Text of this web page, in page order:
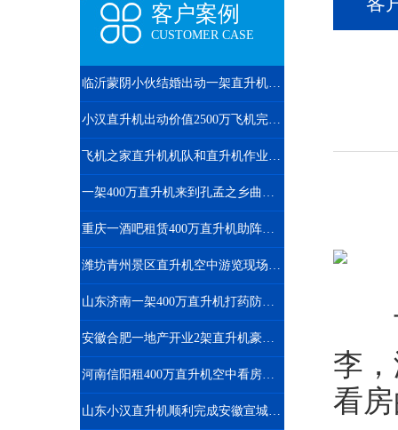
客户案例
CUSTOMER CASE
临沂蒙阴小伙结婚出动一架直升机66辆车
小汉直升机出动价值2500万飞机完成2次马拉松直升机航拍直播
飞机之家直升机机队和直升机作业运输车辆
一架400万直升机来到孔孟之乡曲阜航空科普
重庆一酒吧租赁400万直升机助阵现场豪车云集
潍坊青州景区直升机空中游览现场人山人海
山东济南一架400万直升机打药防治春尺蠖
安徽合肥一地产开业2架直升机豪车助阵
河南信阳租400万直升机空中看房短视频600万播放
山东小汉直升机顺利完成安徽宣城直升机航测作业
飞
李
看